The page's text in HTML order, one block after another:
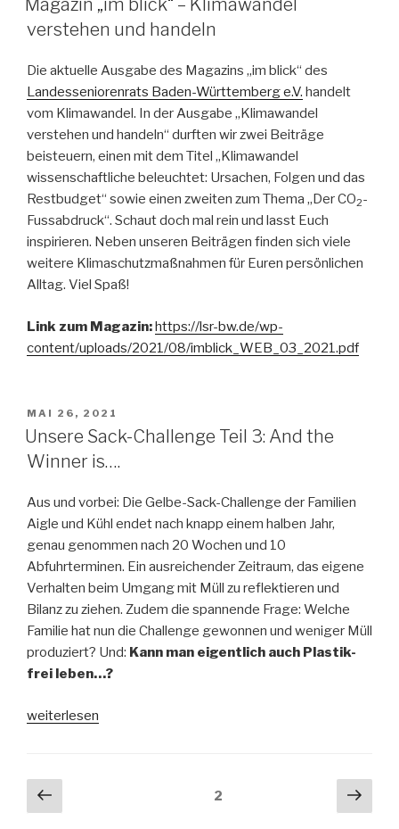
Mobilitäts-
Wo
stehen
heute?“
Magazin „im blick“ – Klimawandel
verstehen und handeln
Die aktuelle Ausgabe des Magazins „im blick“ des
Landesseniorenrats Baden-Württemberg e.V. handelt
vom Klimawandel. In der Ausgabe „Klimawandel
verstehen und handeln“ durften wir zwei Beiträge
beisteuern, einen mit dem Titel „Klimawandel
wissenschaftliche beleuchtet: Ursachen, Folgen und das
Restbudget“ sowie einen zweiten zum Thema „Der CO2-
Fussabdruck“. Schaut doch mal rein und lasst Euch
inspirieren. Neben unseren Beiträgen finden sich viele
weitere Klimaschutzmaßnahmen für Euren persönlichen
Alltag. Viel Spaß!
Link zum Magazin:https://lsr-bw.de/wp-
content/uploads/2021/08/imblick_WEB_03_2021.pdf
VERÖFFENTLICHT
AM
MAI 26, 2021
Unsere Sack-Challenge Teil 3: And the
Winner is….
Aus und vorbei: Die Gelbe-Sack-Challenge der Familien
Aigle und Kühl endet nach knapp einem halben Jahr,
genau genommen nach 20 Wochen und 10
Abfuhrterminen. Ein ausreichender Zeitraum, das eigene
Verhalten beim Umgang mit Müll zu reflektieren und
Bilanz zu ziehen. Zudem die spannende Frage: Welche
Familie hat nun die Challenge gewonnen und weniger Müll
produziert? Und: Kann man eigentlich auch Plastik-
frei leben…?
„Unsere
Teil
weiterlesen
Beitragsnavigation
Vorherige
Seite
2